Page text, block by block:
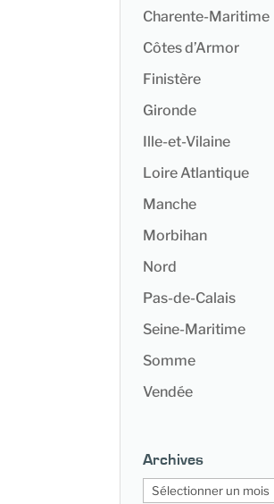
Charente-Maritime
Côtes d’Armor
Finistère
Gironde
Ille-et-Vilaine
Loire Atlantique
Manche
Morbihan
Nord
Pas-de-Calais
Seine-Maritime
Somme
Vendée
Archives
Archives